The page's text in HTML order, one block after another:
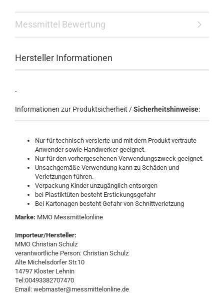
Messmittel Bewertung
Hersteller Informationen
.
Informationen zur Produktsicherheit /Sicherheitshinweise:
Nur für technisch versierte und mit dem Produkt vertraute
Anwender sowie Handwerker geeignet.
Nur für den vorhergesehenen Verwendungszweck geeignet.
Unsachgemäße Verwendung kann zu Schäden und
Verletzungen führen.
Verpackung Kinder unzugänglich entsorgen
bei Plastiktüten besteht Erstickungsgefahr
Bei Kartonagen besteht Gefahr von Schnittverletzung
Marke: MMO Messmittelonline
Importeur/Hersteller:
MMO Christian Schulz
verantwortliche Person: Christian Schulz
Alte Michelsdorfer Str.10
14797 Kloster Lehnin
Tel:00493382707470
Email: webmaster@messmittelonline.de